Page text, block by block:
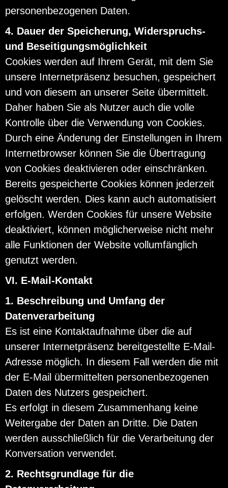
personenbezogenen Daten.
4. Dauer der Speicherung, Widerspruchs-
und Beseitigungsmöglichkeit
Cookies werden auf Ihrem Gerät, mit dem Sie
unsere Internetpräsenz besuchen, gespeichert
und von diesem an unserer Seite übermittelt.
Daher haben Sie als Nutzer auch die volle
Kontrolle über die Verwendung von Cookies.
Durch eine Änderung der Einstellungen in Ihrem
Internetbrowser können Sie die Übertragung
von Cookies deaktivieren oder einschränken.
Bereits gespeicherte Cookies können jederzeit
gelöscht werden. Dies kann auch automatisiert
erfolgen. Werden Cookies für unsere Website
deaktiviert, können möglicherweise nicht mehr
alle Funktionen der Website vollumfänglich
genutzt werden.
VI. E-Mail-Kontakt
1. Beschreibung und Umfang der
Datenverarbeitung
Es ist eine Kontaktaufnahme über die auf
unserer Internetpräsenz bereitgestellte E-Mail-
Adresse möglich. In diesem Fall werden die mit
der E-Mail übermittelten personenbezogenen
Daten des Nutzers gespeichert.
Es erfolgt in diesem Zusammenhang keine
Weitergabe der Daten an Dritte. Die Daten
werden ausschließlich für die Verarbeitung der
Konversation verwendet.
2. Rechtsgrundlage für die